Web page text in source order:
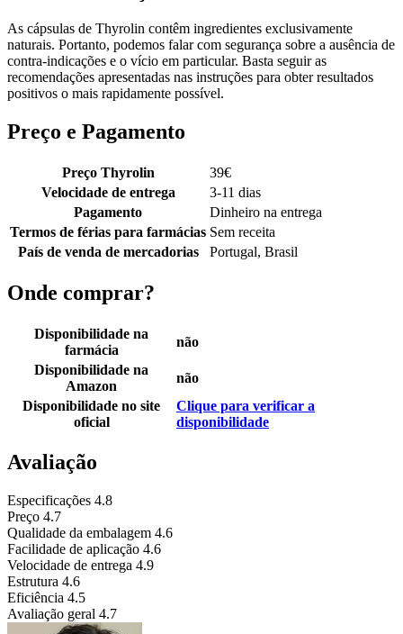
As cápsulas de Thyrolin contêm ingredientes exclusivamente
naturais. Portanto, podemos falar com segurança sobre a ausência de
contra-indicações e o vício em particular. Basta seguir as
recomendações apresentadas nas instruções para obter resultados
positivos o mais rapidamente possível.
Preço e Pagamento
Preço Thyrolin 39€
Velocidade de entrega
3-11 dias
Pagamento
Dinheiro na entrega
Termos de férias para farmácias Sem receita
País de venda de mercadorias
Portugal, Brasil
Onde comprar?
Disponibilidade na
farmácia
não
Disponibilidade na
Amazon
não
Disponibilidade no site
oficial
Clique para verificar a
disponibilidade
Avaliação
Especificações 4.8
Preço 4.7
Qualidade da embalagem 4.6
Facilidade de aplicação 4.6
Velocidade de entrega 4.9
Estrutura 4.6
Eficiência 4.5
Avaliação geral 4.7